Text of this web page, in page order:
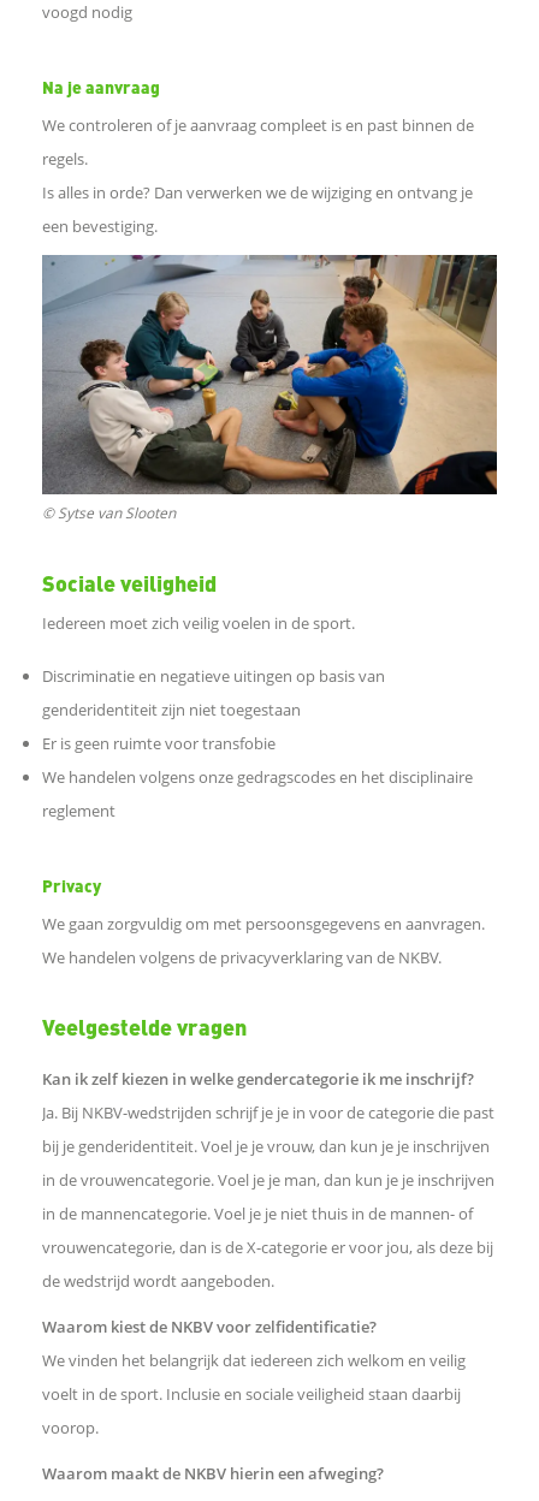
h
A
p
p
i
k
o
t
e
e
e
n
voogd nodig
Na je aanvraag
We controleren of je aanvraag compleet is en past binnen de
regels.
Is alles in orde? Dan verwerken we de wijziging en ontvang je
een bevestiging.
© Sytse van Slooten
Sociale veiligheid
Iedereen moet zich veilig voelen in de sport.
Discriminatie en negatieve uitingen op basis van
genderidentiteit zijn niet toegestaan
Er is geen ruimte voor transfobie
We handelen volgens onze gedragscodes en het disciplinaire
reglement
Privacy
We gaan zorgvuldig om met persoonsgegevens en aanvragen.
We handelen volgens de privacyverklaring van de NKBV.
Veelgestelde vragen
Kan ik zelf kiezen in welke gendercategorie ik me inschrijf?
Ja. Bij NKBV-wedstrijden schrijf je je in voor de categorie die past
bij je genderidentiteit. Voel je je vrouw, dan kun je je inschrijven
in de vrouwencategorie. Voel je je man, dan kun je je inschrijven
in de mannencategorie. Voel je je niet thuis in de mannen- of
vrouwencategorie, dan is de X-categorie er voor jou, als deze bij
de wedstrijd wordt aangeboden.
Waarom kiest de NKBV voor zelfidentificatie?
We vinden het belangrijk dat iedereen zich welkom en veilig
voelt in de sport. Inclusie en sociale veiligheid staan daarbij
voorop.
Waarom maakt de NKBV hierin een afweging?